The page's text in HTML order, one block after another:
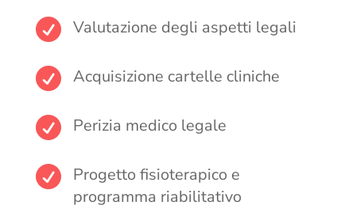
 Valutazione degli aspetti legali
 Acquisizione cartelle cliniche
 Perizia medico legale
 Progetto fisioterapico e
programma riabilitativo